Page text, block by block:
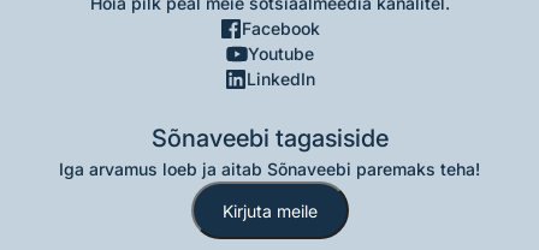
Facebook
Youtube
LinkedIn
Sõnaveebi tagasiside
Iga arvamus loeb ja aitab Sõnaveebi paremaks teha!
Kirjuta meile